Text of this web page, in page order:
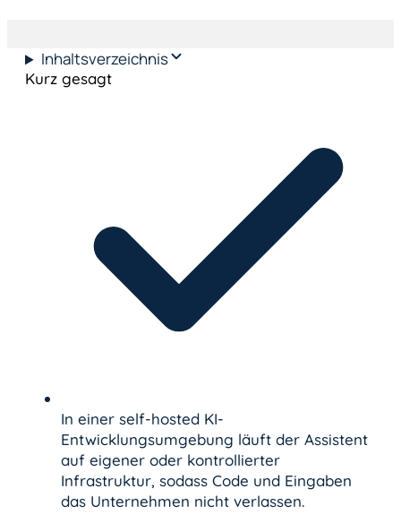
Inhaltsverzeichnis
Kurz gesagt
In einer self-hosted KI-
Entwicklungsumgebung läuft der Assistent
auf eigener oder kontrollierter
Infrastruktur, sodass Code und Eingaben
das Unternehmen nicht verlassen.